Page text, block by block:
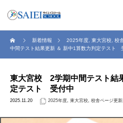
新着情報 2025年度 東大宮校 校
中間テスト結果更新 ＆ 新中1算数力判定テスト
東大宮校 2学期中間テスト結
定テスト 受付中
2025.11.20 2025年度, 東大宮校, 校舎ページ更